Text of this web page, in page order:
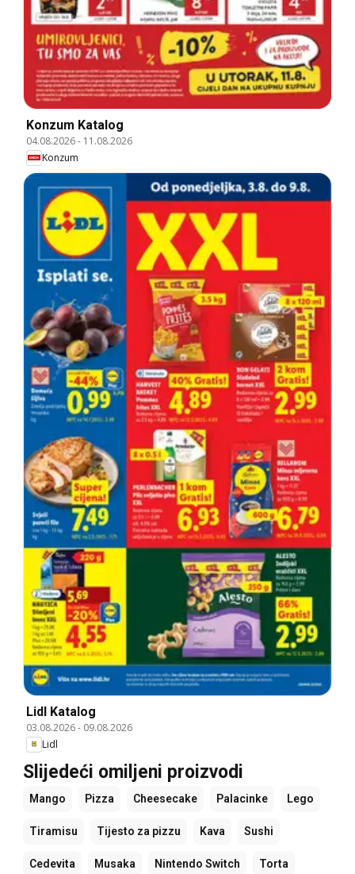
Konzum Katalog
04.08.2026- 11.08.2026
Konzum
Lidl Katalog
03.08.2026- 09.08.2026
Lidl
Slijedeći omiljeni proizvodi
Mango Pizza Cheesecake Palacinke Lego
Tiramisu Tijesto za pizzu Kava Sushi
Cedevita Musaka Nintendo Switch Torta